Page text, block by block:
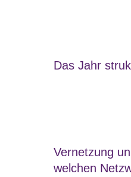
Das Jahr
Vernetzung
welchen